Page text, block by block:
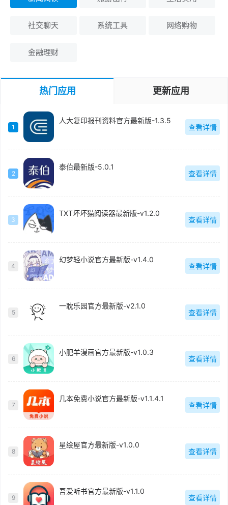
社交聊天 系统工具 网络购物
金融理财
热门应用 更新应用
1
人大复印报刊资料官方最新版-1.3.5
查看详情
2
泰伯最新版-5.0.1
查看详情
3
TXT坏坏猫阅读器最新版-v1.2.0
查看详情
4
幻梦轻小说官方最新版-v1.4.0
查看详情
5
一耽乐园官方最新版-v2.1.0
查看详情
6
小肥羊漫画官方最新版-v1.0.3
查看详情
7
几本免费小说官方最新版-v1.1.4.1
查看详情
8
星绘屋官方最新版-v1.0.0
查看详情
9
吾爱听书官方最新版-v1.1.0
查看详情